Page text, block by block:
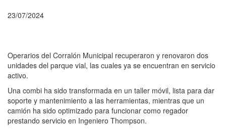
23/07/2024
Operarios del Corralón Municipal recuperaron y renovaron dos
unidades del parque vial, las cuales ya se encuentran en servicio
activo.
Una combi ha sido transformada en un taller móvil, lista para dar
soporte y mantenimiento a las herramientas, mientras que un
camión ha sido optimizado para funcionar como regador
prestando servicio en Ingeniero Thompson.